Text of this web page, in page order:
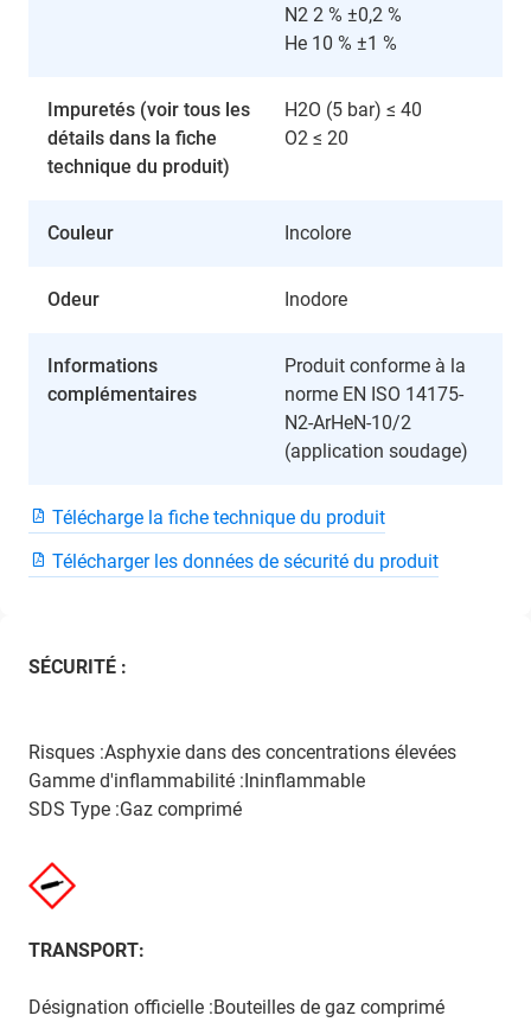
N2 2 % ±0,2 %
He 10 % ±1 %
Impuretés (voir tous les
détails dans la fiche
technique du produit)
H2O (5 bar) ≤ 40
O2 ≤ 20
Couleur Incolore
Odeur Inodore
Informations
complémentaires
Produit conforme à la
norme EN ISO 14175-
N2-ArHeN-10/2
(application soudage)
Télécharge la fiche technique du produit
Télécharger les données de sécurité du produit
SÉCURITÉ :
Risques :Asphyxie dans des concentrations élevées
Gamme d'inflammabilité :Ininflammable
SDS Type :Gaz comprimé
TRANSPORT:
Désignation officielle :Bouteilles de gaz comprimé